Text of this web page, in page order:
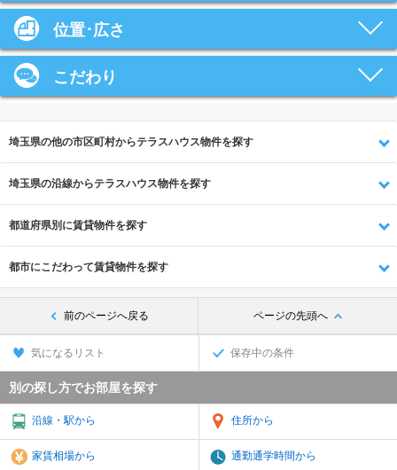
位置･広さ
こだわり
埼玉県の他の市区町村からテラスハウス物件を探す
埼玉県の沿線からテラスハウス物件を探す
都道府県別に賃貸物件を探す
都市にこだわって賃貸物件を探す
前のページへ戻る ページの先頭へ
気になるリスト 保存中の条件
別の探し方でお部屋を探す
沿線・駅から 住所から
家賃相場から 通勤通学時間から